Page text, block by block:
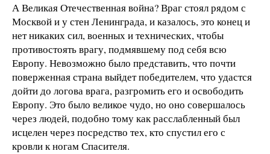
А Великая Отечественная война? Враг стоял рядом с
Москвой и у стен Ленинграда, и казалось, это конец и
нет никаких сил, военных и технических, чтобы
противостоять врагу, подмявшему под себя всю
Европу. Невозможно было представить, что почти
поверженная страна выйдет победителем, что удастся
дойти до логова врага, разгромить его и освободить
Европу. Это было великое чудо, но оно совершалось
через людей, подобно тому как расслабленный был
исцелен через посредство тех, кто спустил его с
кровли к ногам Спасителя.